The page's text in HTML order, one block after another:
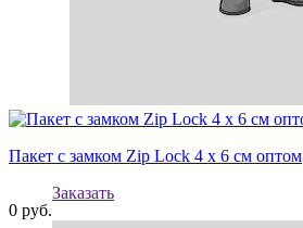
Пакет с замком Zip Lock 4 х 6 см оптом
0 руб.
Заказать